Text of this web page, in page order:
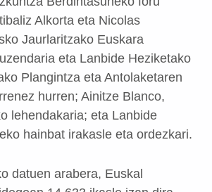
Alkorta eta Nicolas
Jaurlaritzako Euskara
eta Lanbide Heziketako
Plangintza eta Antolaketaren
hurren; Ainitze Blanco,
lehendakaria; eta Lanbide
hainbat irakasle eta ordezkari.
datuen arabera, Euskal